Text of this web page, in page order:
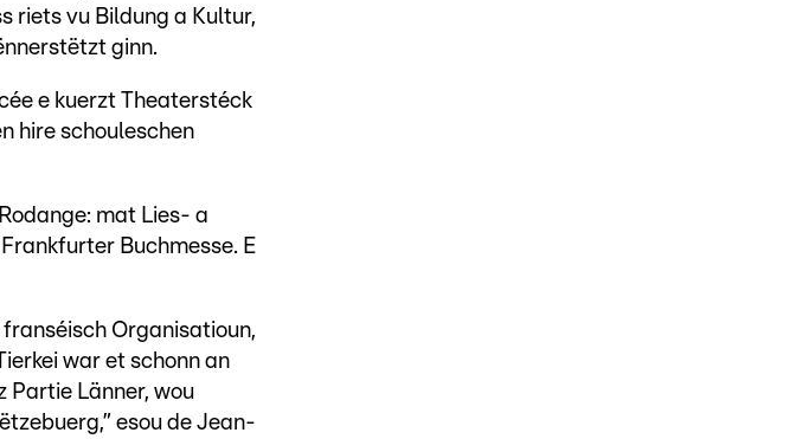
riets vu Bildung a Kultur,
ginn.
e kuerzt Theaterstéck
hire schouleschen
mat Lies- a
Buchmesse. E
franséisch Organisatioun,
war et schonn an
Partie Länner, wou
esou de Jean-